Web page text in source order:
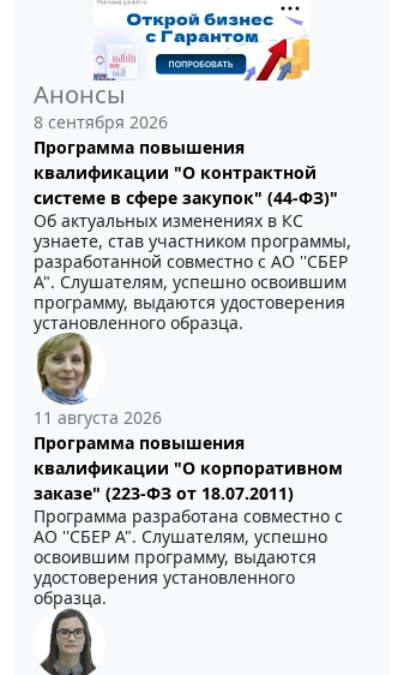
Анонсы
8 сентября 2026
Программа повышения
квалификации "О контрактной
системе в сфере закупок" (44-ФЗ)"
Об актуальных изменениях в КС
узнаете, став участником программы,
разработанной совместно с АО ''СБЕР
А". Слушателям, успешно освоившим
программу, выдаются удостоверения
установленного образца.
11 августа 2026
Программа повышения
квалификации "О корпоративном
заказе" (223-ФЗ от 18.07.2011)
Программа разработана совместно с
АО ''СБЕР А". Слушателям, успешно
освоившим программу, выдаются
удостоверения установленного
образца.